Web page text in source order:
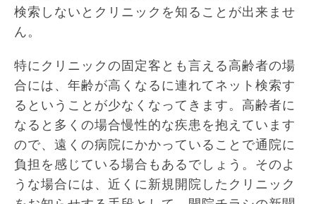
検索しないとクリニックを知ることが出来ませ
ん。
特にクリニックの固定客とも言える高齢者の場
合には、年齢が高くなるに連れてネット検索す
るということが少なくなってきます。高齢者に
なると多くの場合慢性的な疾患を抱えています
ので、遠くの病院にかかっていることで通院に
負担を感じている場合もあるでしょう。そのよ
うな場合には、近くに新規開院したクリニック